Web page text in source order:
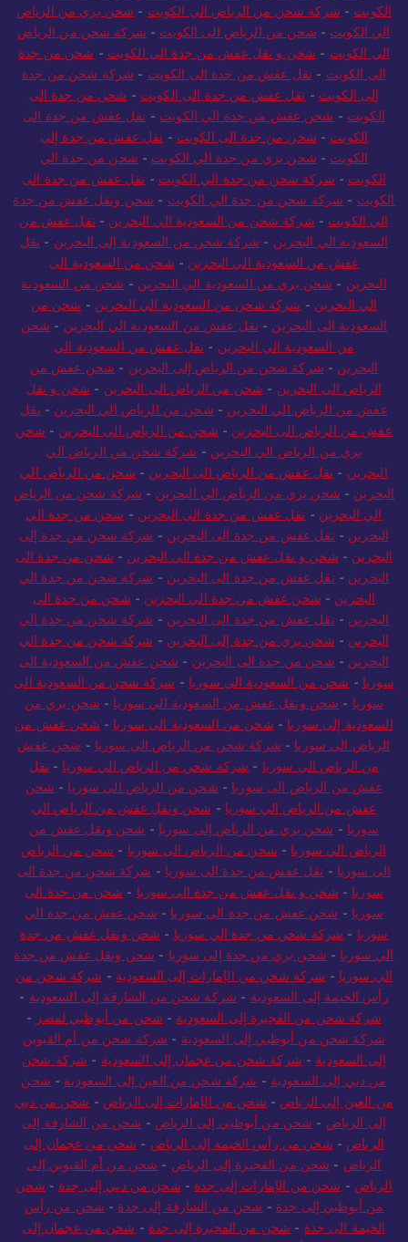
الكويت - شركة شحن من الرياض الي الكويت - شحن بري من الرياض
الي الكويت - شحن من الرياض الى الكويت - شركة شحن من الرياض
الي الكويت - شحن و نقل عفش من جدة الى الكويت - شحن من جدة
الى الكويت - نقل عفش من جدة الى الكويت - شركة شحن من جدة
إلى الكويت - نقل عفش من جدة الى الكويت - شحن من جدة الى
الكويت - شحن عفش من جدة الي الكويت - نقل عفش من جدة الى
الكويت - شحن من جدة الى الكويت - نقل عفش من جدة إلى
الكويت - شحن بري من جدة الي الكويت - شحن من جدة الي
الكويت - شركة شحن من جدة الي الكويت - نقل عفش من جدة الى
الكويت - شركة شحن من جدة الي الكويت - شحن ونقل عفش من جدة
الي الكويت - شركة شحن من السعودية الي البحرين - نقل عفش من
السعودية الي البحرين - شركة شحن من السعودية إلى البحرين - نقل
عفش من السعودية الي البحرين - شحن من السعودية الى
البحرين - شحن بري من السعودية الي البحرين - شحن من السعودية
الي البحرين - شركة شحن من السعودية الي البحرين - شحن من
السعودية الى البحرين - نقل عفش من السعودية الي البحرين - شحن
من السعودية الي البحرين - نقل عفش من السعودية الي
البحرين - شركة شحن من الرياض إلى البحرين - شحن عفش من
الرياض الى البحرين - شحن من الرياض الى البحرين - شحن و نقل
عفش من الرياض الي البحرين - شحن من الرياض الي البحرين - نقل
عفش من الرياض الى البحرين - شحن من الرياض الى البحرين - شحن
بري من الرياض الي البحرين - شركة شحن من الرياض الي
البحرين - نقل عفش من الرياض الى البحرين - شحن من الرياض الي
البحرين - شحن بري من الرياض الي البحرين - شركة شحن من الرياض
الي البحرين - نقل عفش من جدة الى البحرين - شحن من جدة الي
البحرين - نقل عفش من جدة الى البحرين - شركة شحن من جدة إلى
البحرين - شحن و نقل عفش من جدة الي البحرين - شحن من جدة الى
البحرين - نقل عفش من جدة الى البحرين - شركة شحن من جدة الي
البحرين - شحن عفش من جدة الي البحرين - شحن من جدة الى
البحرين - نقل عفش من جدة الى البحرين - شركة شحن من جدة الي
البحرين - شحن بري من جدة إلى البحرين - شركة شحن من جدة الي
البحرين - شحن من جدة الى البحرين - شحن عفش من السعودية الى
سوريا - شحن من السعودية الى سوريا - شركة شحن من السعودية الى
سوريا - شحن ونقل عفش من السعودية الي سوريا - شحن بري من
السعودية إلى سوريا - شحن من السعودية الى سوريا - شحن عفش من
الرياض الى سوريا - شركة شحن من الرياض الى سوريا - شحن عفش
من الرياض الي سوريا - شركة شحن من الرياض الي سوريا - نقل
عفش من الرياض الى سوريا - شحن من الرياض الى سوريا - شحن
عفش من الرياض الي سوريا - شحن ونقل عفش من الرياض الي
سوريا - شحن بري من الرياض إلى سوريا - شحن ونقل عفش من
الرياض الي سوريا - شحن من الرياض الى سوريا - شحن من الرياض
الى سوريا - نقل عفش من جدة الى سوريا - شركة شحن من جدة الى
سوريا - شحن و نقل عفش من جدة الى سوريا - شحن من جدة الى
سوريا - شحن عفش من جدة الى سوريا - شحن عفش من جدة الي
سوريا - شركة شحن من جدة الي سوريا - شحن ونقل عفش من جدة
الي سوريا - شحن بري من جدة إلى سوريا - شحن ونقل عفش من جدة
الي سوريا - شركة شحن من الإمارات إلى السعودية - شركة شحن من
رأس الخيمة إلى السعودية - شركة شحن من الشارقة إلى السعودية -
شركة شحن من الفجيرة إلى السعودية - شحن من أبوظبي لمصر -
شركة شحن من أبوظبي إلى السعودية - شركة شحن من أم القيوين
إلى السعودية - شركة شحن من عجمان إلى السعودية - شركة شحن
من دبي إلى السعودية - شركة شحن من العين إلى السعودية - شحن
من العين إلى الرياض - شحن من الإمارات إلى الرياض - شحن من دبي
إلى الرياض - شحن من أبوظبي إلى الرياض - شحن من الشارقة إلى
الرياض - شحن من رأس الخيمة إلى الرياض - شحن من عجمان إلى
الرياض - شحن من الفجيرة إلى الرياض - شحن من أم القيوين إلى
الرياض - شحن من الإمارات إلى جدة - شحن من دبي إلى جدة - شحن
من أبوظبي إلى جدة - شحن من الشارقة إلى جدة - شحن من رأس
الخيمة الى جدة - شحن من الفجيرة إلى جدة - شحن من عجمان إلى